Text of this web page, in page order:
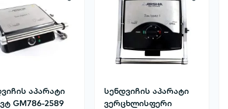
აპარატი
GM786-2589
სენდვიჩის აპარატი
ვერცხლისფერი